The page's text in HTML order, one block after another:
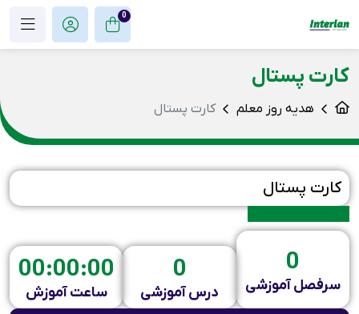
0
کارت پستال
هدیه روز معلم کارت پستال
کارت پستال
0
سرفصل آموزشی 0
درس آموزشی
00:00:00
ساعت آموزش